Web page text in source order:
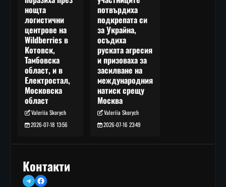
нощта
логистични
центрове на
Wildberries в
Котовск,
Тамбовска
област, и в
Електростал,
Московска
област
Valeriia Skorych
2026-07-18 13:56
потвърдиха
подкрепата си
за Украйна,
осъдиха
руската агресия
и призоваха за
засилване на
международния
натиск срещу
Москва
Valeriia Skorych
2026-07-16 23:49
Контакти
TelegramFacebook